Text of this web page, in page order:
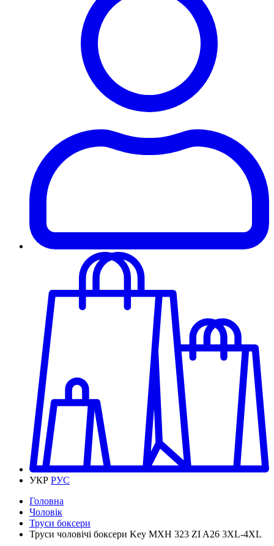
УКР РУС
Головна
Чоловік
Труси боксери
Труси чоловічі боксери Key MXH 323 ZI A26 3XL-4XL